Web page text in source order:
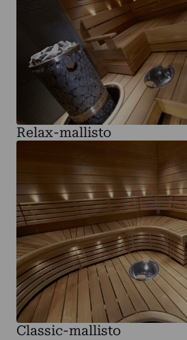
Relax-mallisto
Classic-mallisto